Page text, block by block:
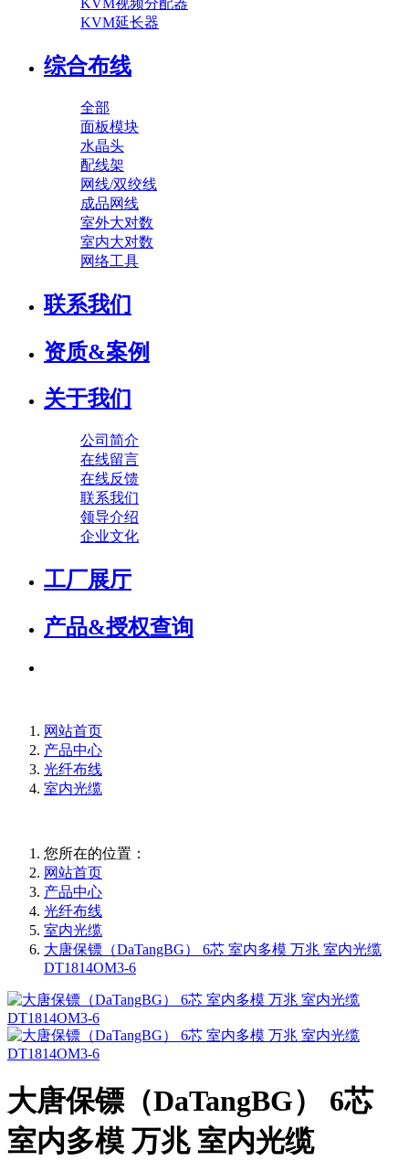
KVM延长器
综合布线
全部
面板模块
水晶头
配线架
网线/双绞线
成品网线
室外大对数
室内大对数
网络工具
联系我们
资质&案例
关于我们
公司简介
在线留言
在线反馈
联系我们
领导介绍
企业文化
工厂展厅
产品&授权查询
网站首页
产品中心
光纤布线
室内光缆
您所在的位置：
网站首页
产品中心
光纤布线
室内光缆
大唐保镖（DaTangBG） 6芯 室内多模 万兆 室内光缆
DT1814OM3-6
大唐保镖（DaTangBG） 6芯
室内多模 万兆 室内光缆